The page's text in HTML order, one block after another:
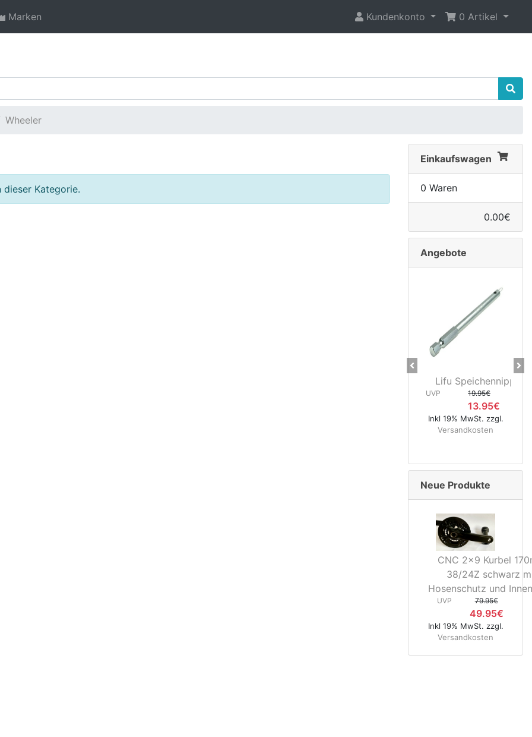
Marken Kundenkonto 0 Artikel
Wheeler
Kategorie.
Einkaufswagen
0 Waren
0.00€
Angebote
Lifu Speichennippelhalter
19.95€
Inkl 19% MwSt. zzgl.
Versandkosten
CNC
UVP
Inkl 19%
Previous
Neue Produkte
CNC 2x9 Kurbel
38/24Z schwarz
Hosenschutz und
UVP 79.95€
49.95€
Inkl 19% MwSt. zzgl.
Versandkosten